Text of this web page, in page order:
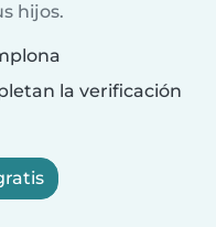
hijos.
la verificación